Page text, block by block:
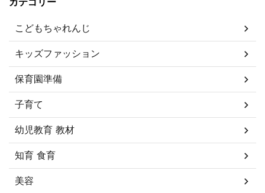
こどもちゃれんじ
キッズファッション
保育園準備
子育て
幼児教育 教材
知育 食育
美容